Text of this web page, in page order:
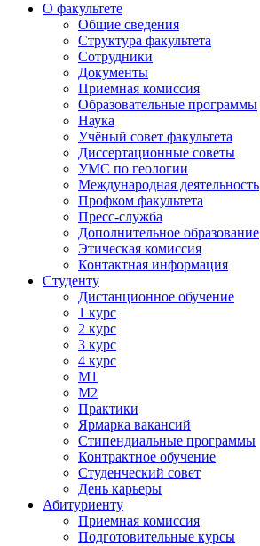
О факультете
Общие сведения
Структура факультета
Сотрудники
Документы
Приемная комиссия
Образовательные программы
Наука
Учёный совет факультета
Диссертационные советы
УМС по геологии
Международная деятельность
Профком факультета
Пресс-служба
Дополнительное образование
Этическая комиссия
Контактная информация
Студенту
Дистанционное обучение
1 курс
2 курс
3 курс
4 курс
М1
М2
Практики
Ярмарка вакансий
Стипендиальные программы
Контрактное обучение
Студенческий совет
День карьеры
Абитуриенту
Приемная комиссия
Подготовительные курсы